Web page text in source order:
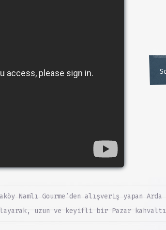
Namlı Gourme’den alışveriş yapan Arda
uzun ve keyifli bir Pazar